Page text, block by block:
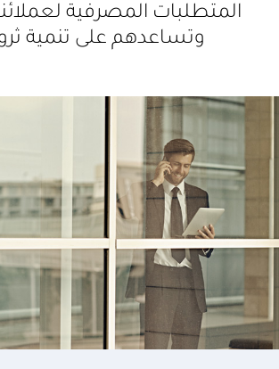
المتطلبات المصرفية
وتساعدهم على تنمية